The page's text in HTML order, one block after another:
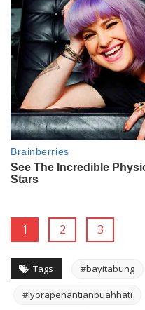
1 2 3
Tags #bayitabung
#lyorapenantianbuahhati